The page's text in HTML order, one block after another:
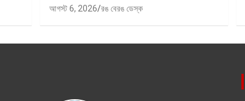
আগস্ট 6, 2026 রঙ বেরঙ ডেস্ক